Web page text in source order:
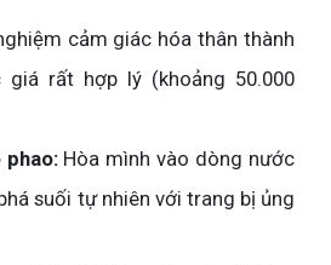
cảm giác hóa thân thành
rất hợp lý (khoảng 50.000
phao:Hòa mình vào dòng nước
suối tự nhiên với trang bị ủng